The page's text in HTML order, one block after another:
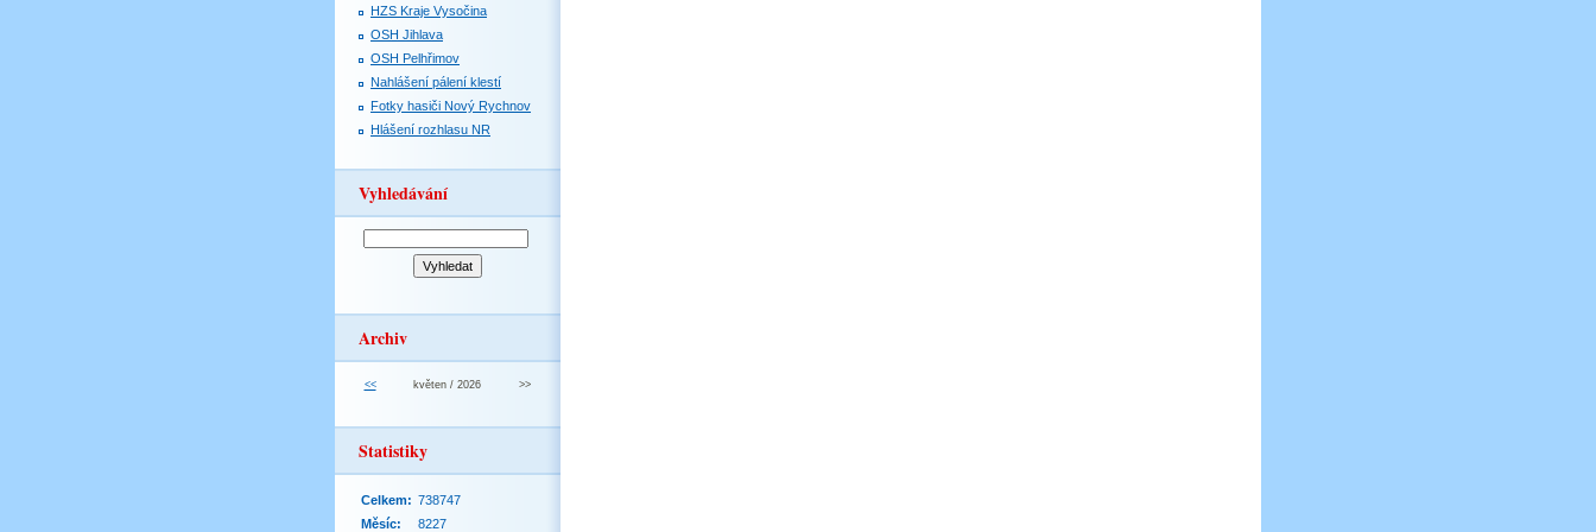
HZS Kraje Vysočina
OSH Jihlava
OSH Pelhřimov
Nahlášení pálení klestí
Fotky hasiči Nový Rychnov
Hlášení rozhlasu NR
Vyhledávání
Archiv
<< květen / 2026 >>
Statistiky
Celkem: 738747
Měsíc:
8227